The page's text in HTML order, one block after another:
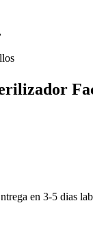
en 3-5 dias